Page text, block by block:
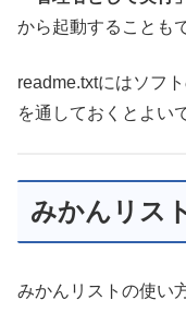
から起動することも
readme.txtにはソフ
を通しておくとよい
みかんリス
みかんリストの使い